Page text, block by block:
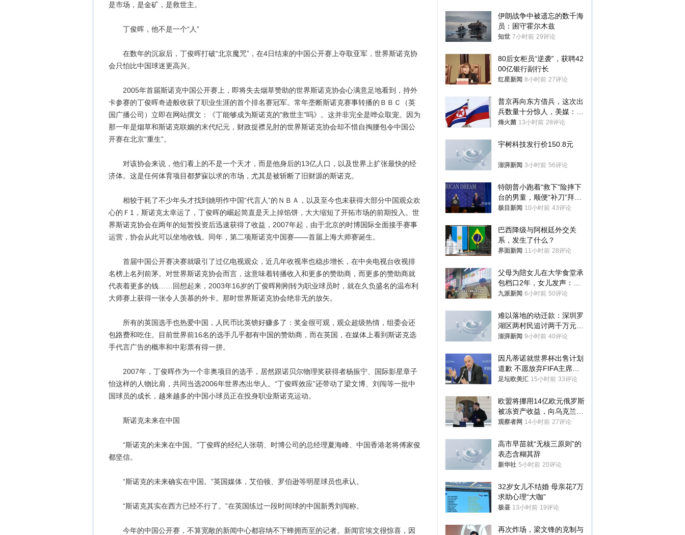
是市场，是金矿，是救世主。
丁俊晖，他不是一个“人”
在数年的沉寂后，丁俊晖打破“北京魔咒”，在4日结束的中国公开赛上夺取亚军，世界斯诺克协
会只怕比中国球迷更高兴。
2005年首届斯诺克中国公开赛上，即将失去烟草赞助的世界斯诺克协会心满意足地看到，持外
卡参赛的丁俊晖奇迹般收获了职业生涯的首个排名赛冠军。常年垄断斯诺克赛事转播的ＢＢＣ（英
国广播公司）立即在网站撰文：《丁能够成为斯诺克的"救世主"吗》。这并非完全是哗众取宠。因为
那一年是烟草和斯诺克联姻的末代纪元，财政捉襟见肘的世界斯诺克协会却不惜自掏腰包令中国公
开赛在北京“重生”。
对该协会来说，他们看上的不是一个天才，而是他身后的13亿人口，以及世界上扩张最快的经
济体。这是任何体育项目都梦寐以求的市场，尤其是被斩断了旧财源的斯诺克。
相较于耗了不少年头才找到姚明作中国“代言人”的ＮＢＡ，以及至今也未获得大部分中国观众欢
心的Ｆ1，斯诺克太幸运了，丁俊晖的崛起简直是天上掉馅饼，大大缩短了开拓市场的前期投入。世
界斯诺克协会在两年的短暂投资后迅速获得了收益，2007年起，由于北京的时博国际全面接手赛事
运营，协会从此可以坐地收钱。同年，第二项斯诺克中国赛——首届上海大师赛诞生。
首届中国公开赛决赛就吸引了过亿电视观众，近几年收视率也稳步增长，在中央电视台收视排
名榜上名列前茅。对世界斯诺克协会而言，这意味着转播收入和更多的赞助商，而更多的赞助商就
代表着更多的钱……回想起来，2003年16岁的丁俊晖刚刚转为职业球员时，就在久负盛名的温布利
大师赛上获得一张令人羡慕的外卡。那时世界斯诺克协会绝非无的放矢。
所有的英国选手也热爱中国，人民币比英镑好赚多了：奖金很可观，观众超级热情，组委会还
包路费和吃住。目前世界前16名的选手几乎都有中国的赞助商，而在英国，在媒体上看到斯诺克选
手代言广告的概率和中彩票有得一拼。
2007年，丁俊晖作为一个非奥项目的选手，居然跟诺贝尔物理奖获得者杨振宁、国际影星章子
怡这样的人物比肩，共同当选2006年世界杰出华人。“丁俊晖效应”还带动了梁文博、刘闯等一批中
国球员的成长，越来越多的中国小球员正在投身职业斯诺克运动。
斯诺克未来在中国
“斯诺克的未来在中国。”丁俊晖的经纪人张萌、时博公司的总经理夏海峰、中国香港老将傅家俊
都坚信。
“斯诺克的未来确实在中国。”英国媒体，艾伯顿、罗伯逊等明星球员也承认。
“斯诺克其实在西方已经不行了。”在英国练过一段时间球的中国新秀刘闯称。
今年的中国公开赛，不算宽敞的新闻中心都容纳不下蜂拥而至的记者。新闻官埃文很惊喜，因
伊朗战争中被遗忘的数千海
员：困守霍尔木兹
知世 7小时前 29评论
80后女柜员“逆袭”，获聘42
00亿银行副行长
红星新闻 8小时前 27评论
普京再向东方借兵，这次出
兵数量十分惊人，美媒：俄
朝要动真格？
烽火菌 13小时前 28评论
宇树科技发行价150.8元
澎湃新闻 3小时前 56评论
特朗普小跑着“救下”险摔下
台的男童，顺便“补刀”拜
登：“我可不想他像拜登一
极目新闻 10小时前 43评论
巴西降级与阿根廷外交关
系，发生了什么？
界面新闻 11小时前 28评论
父母为陪女儿在大学食堂承
包档口2年，女儿发声：初
衷是为了陪伴，毕业后将不
九派新闻 6小时前 50评论
难以落地的动迁款：深圳罗
湖区两村民追讨两千万元动
迁款八年未果
澎湃新闻 9小时前 40评论
因凡蒂诺就世界杯出售计划
道歉 不愿放弃FIFA主席职
位
足坛欧美汇 15小时前 33评论
欧盟将挪用14亿欧元俄罗斯
被冻资产收益，向乌克兰提
供援助
观察者网 14小时前 27评论
高市早苗就“无核三原则”的
表态含糊其辞
新华社 5小时前 20评论
32岁女儿不结婚 母亲花7万
求助心理“大咖”
极昼 13小时前 19评论
再次炸场，梁文锋的克制与